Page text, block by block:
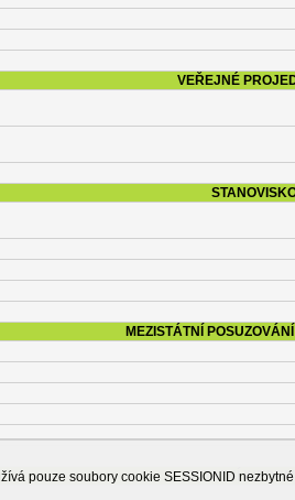
VEŘEJNÉ
MEZISTÁTNÍ
OSTATNÍ
pouze soubory cookie SESSIONID